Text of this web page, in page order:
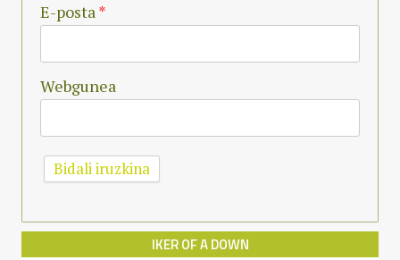
E-posta*
Webgunea
IKER OF A DOWN